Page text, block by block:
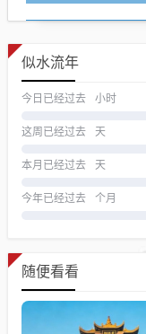
似水流年
今日已经过去 小时
这周已经过去 天
本月已经过去 天
今年已经过去 个月
随便看看